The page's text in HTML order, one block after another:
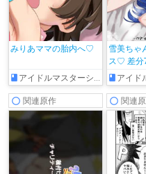
みりあママの胎内へ♡
アイドルマスターシンデレラガールズ
雪美ちゃ
ス♡ 差分
アイドルマス
関連原作 関連